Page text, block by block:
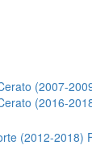
(2007-
(2016-
(2012-2018)